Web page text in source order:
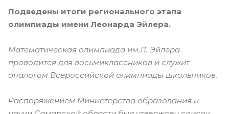
Подведены итоги регионального этапа
олимпиады имени Леонарда Эйлера.
Математическая олимпиада им.Л. Эйлера
проводится для восьмиклассников и служит
аналогом Всероссийской олимпиады школьников.
Распоряжением Министерства образования и